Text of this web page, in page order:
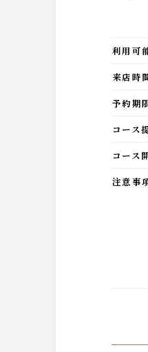
利用
来店時
予約期
コー
コー
注意事